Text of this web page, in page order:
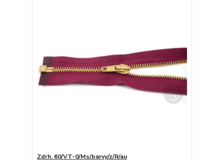
Zdrh. 60/VT-0/Ms/barvy/z/R/au